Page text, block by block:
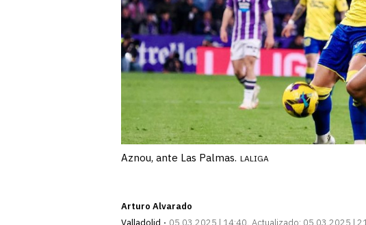
Aznou, ante Las Palmas. LALIGA
Arturo Alvarado
Valladolid
05.03.2025 | 14:40 Actualizado: 05.03.2025 |